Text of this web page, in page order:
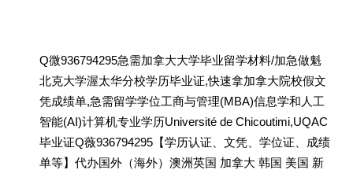
Q微936794295急需加拿大大学毕业留学材料/加急做魁
北克大学渥太华分校学历毕业证,快速拿加拿大院校假文
凭成绩单,急需留学学位工商与管理(MBA)信息学和人工
智能(AI)计算机专业学历Université de Chicoutimi,UQAC
毕业证Q薇936794295【学历认证、文凭、学位证、成绩
单等】代办国外（海外）澳洲英国 加拿大 韩国 美国 新